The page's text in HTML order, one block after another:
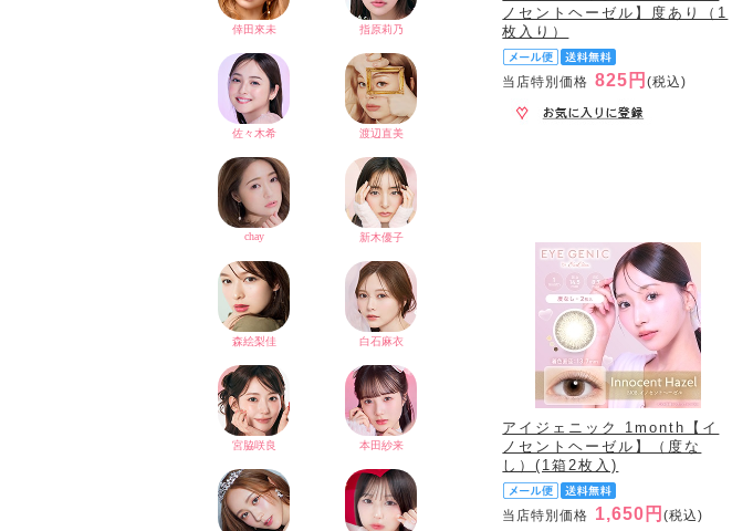
ノセントヘーゼル】度あり（1
枚入り）
当店特別価格 825円(税込)
アイジェニック 1month【イ
ノセントヘーゼル】（度な
し）(1箱2枚入)
当店特別価格 1,650円(税込)